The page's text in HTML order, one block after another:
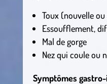
Toux (nouvelle ou
Essoufflement,
Mal de gorge
Nez qui coule ou
Symptômes